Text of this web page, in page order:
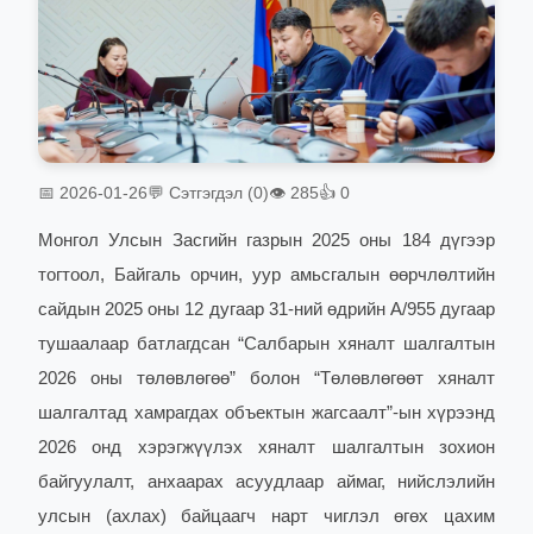
📅 2026-01-26💬 Сэтгэгдэл (0)👁 285👍 0
Монгол Улсын Засгийн газрын 2025 оны 184 дүгээр
тогтоол, Байгаль орчин, уур амьсгалын өөрчлөлтийн
сайдын 2025 оны 12 дугаар 31-ний өдрийн А/955 дугаар
тушаалаар батлагдсан “Салбарын хяналт шалгалтын
2026 оны төлөвлөгөө” болон “Төлөвлөгөөт хяналт
шалгалтад хамрагдах объектын жагсаалт”-ын хүрээнд
2026 онд хэрэгжүүлэх хяналт шалгалтын зохион
байгуулалт, анхаарах асуудлаар аймаг, нийслэлийн
улсын (ахлах) байцаагч нарт чиглэл өгөх цахим